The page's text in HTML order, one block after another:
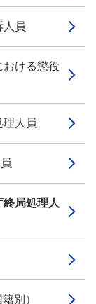
員
ける懲役
人員
局処理人
別）